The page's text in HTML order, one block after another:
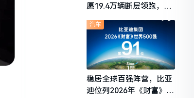
愿19.4万辆断层领跑，理
想i6成最强黑马
稳居全球百强阵营，比亚
迪位列2026年《财富》世
汽车